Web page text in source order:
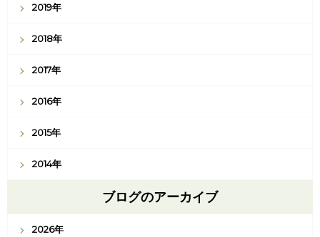
2019年
2018年
2017年
2016年
2015年
2014年
ブログのアーカイブ
2026年